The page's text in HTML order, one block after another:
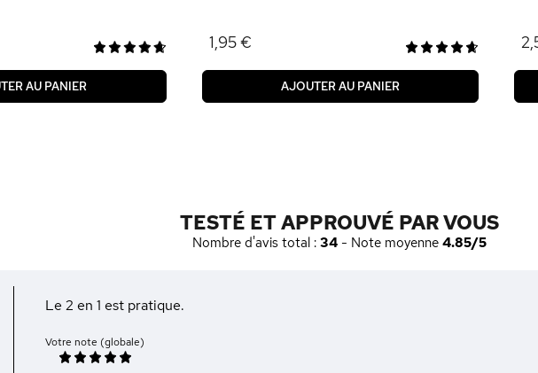
AU PANIER
1,95 €
AJOUTER AU PANIER
TESTÉ ET APPROUVÉ PAR VOUS
Nombre d'avis total : 34 - Note moyenne 4.85/5
Le 2 en 1 est pratique.
Votre note (globale)